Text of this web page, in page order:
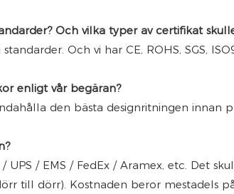
Och vilka typer av certifikat
Och vi har CE, ROHS, SGS,
enligt vår begäran?
den bästa designritningen innan
UPS / EMS / FedEx / Aramex, etc. Det
till dörr). Kostnaden beror mestadels